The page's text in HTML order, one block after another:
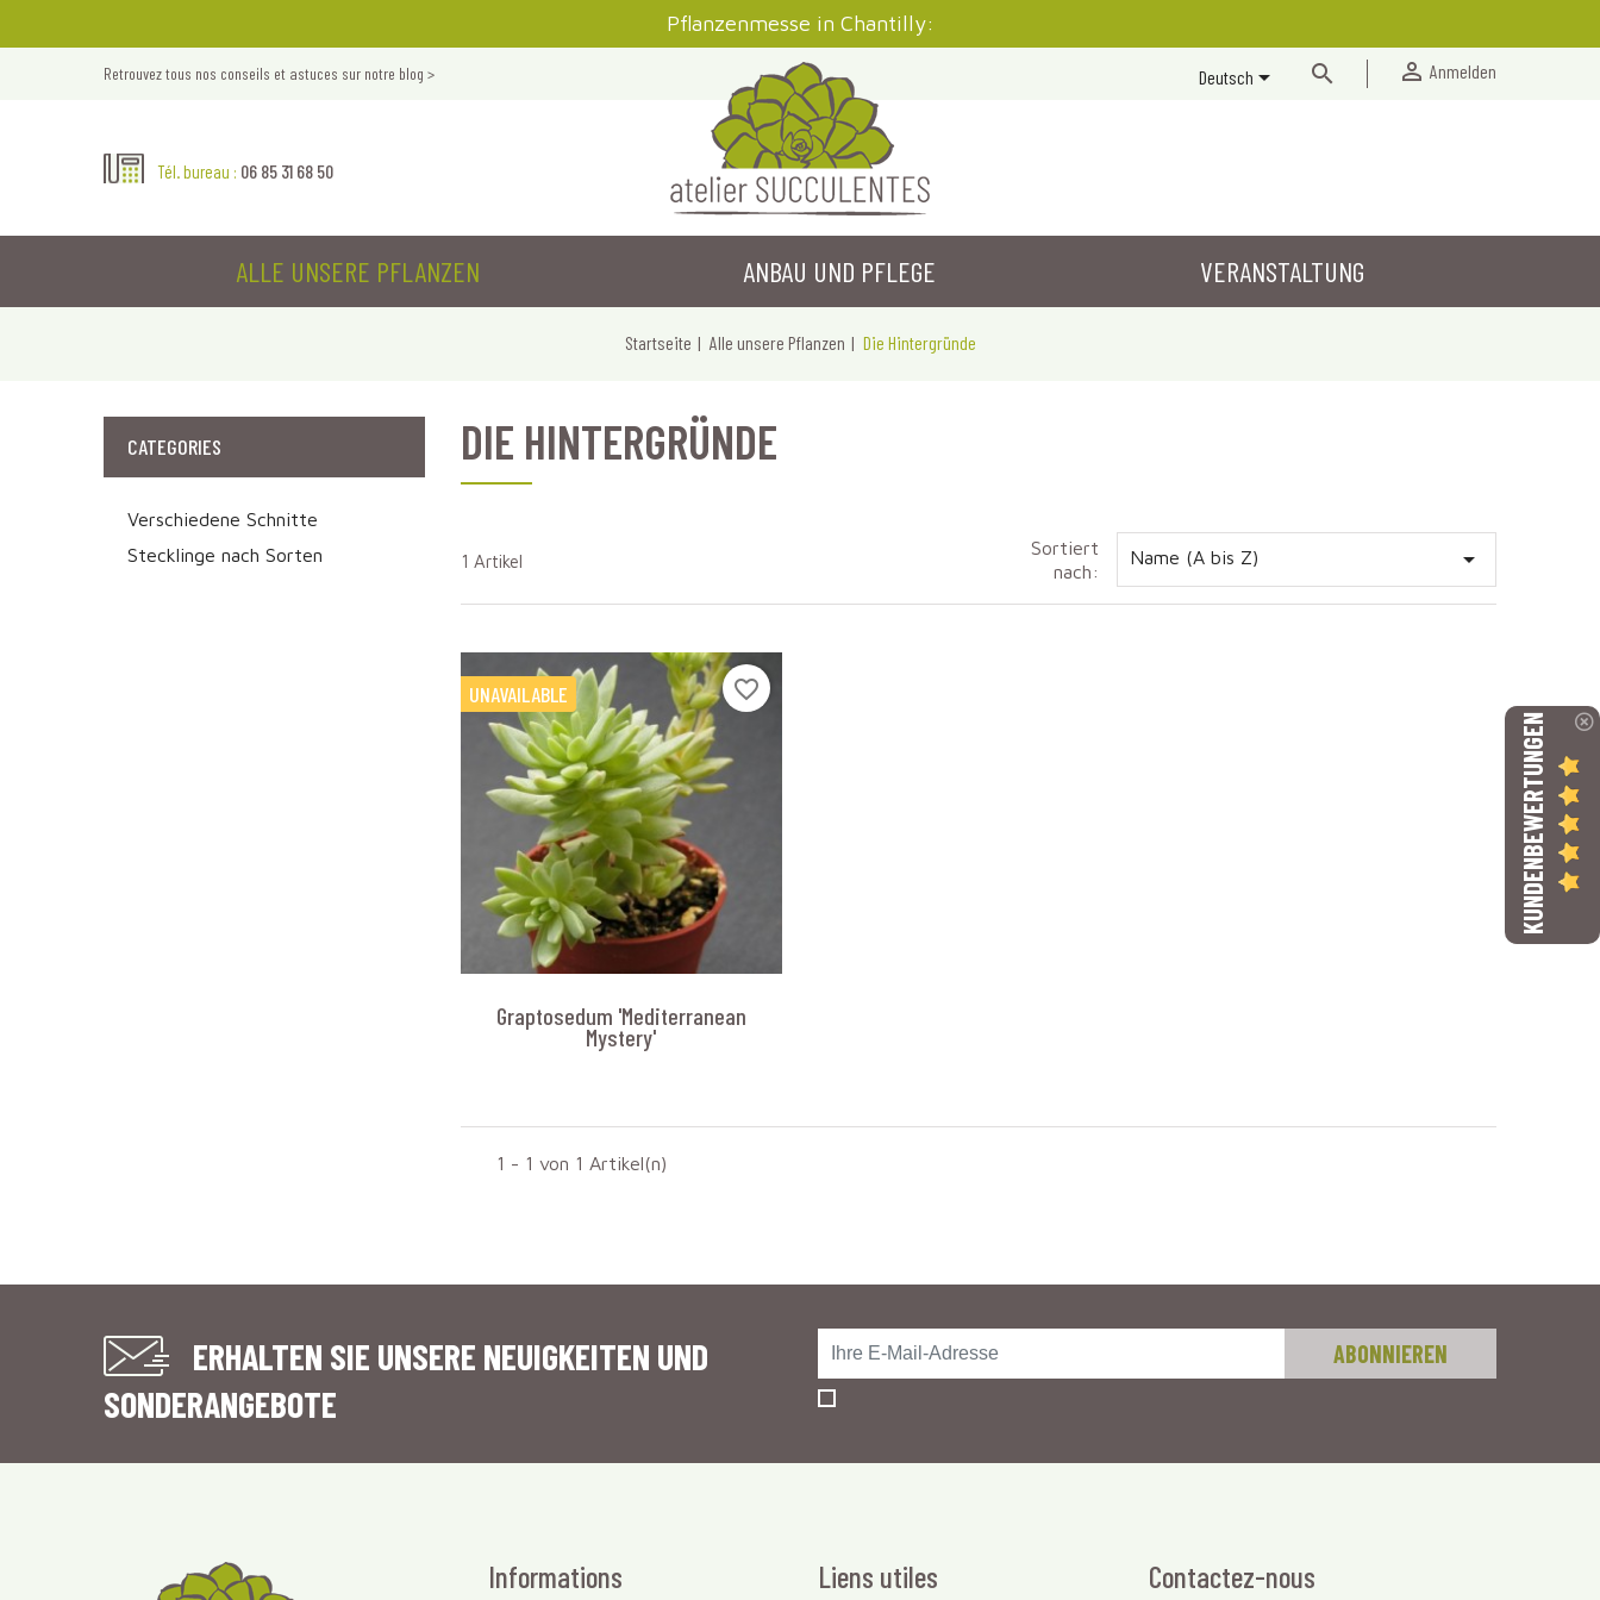
Pflanzenmesse in Chantilly:
Retrouvez tous nos conseils et astuces sur notre blog > Deutsch   Anmelden
Tél. bureau : 06 85 31 68 50
ALLE UNSERE PFLANZEN ANBAU UND PFLEGE VERANSTALTUNG
Startseite Alle unsere Pflanzen Die Hintergründe
CATEGORIES
Verschiedene Schnitte
Stecklinge nach Sorten
DIE HINTERGRÜNDE
1 Artikel
Sortiert
nach:
Name (A bis Z) 
UNAVAILABLE favorite_border
Graptosedum 'Mediterranean
Mystery'
1 - 1 von 1 Artikel(n)
ERHALTEN SIE UNSERE NEUIGKEITEN UND
SONDERANGEBOTE
Informations Liens utiles Contactez-nous
KUNDENBEWERTUNGEN